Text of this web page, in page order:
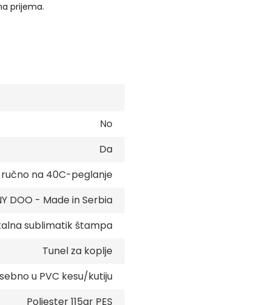
prijema.
No
Da
na 40C-peglanje
DOO - Made in Serbia
sublimatik štampa
Tunel za koplje
u PVC kesu/kutiju
Poliester 115gr PES